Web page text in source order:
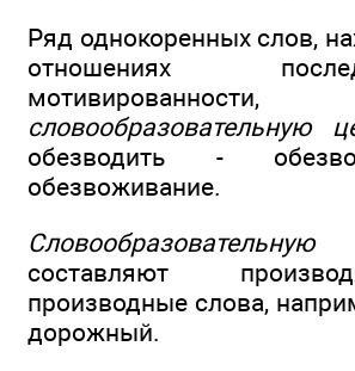
Ряд однокоренных слов,
отношениях
мотивированности,
словообразовательную
обезводить -
обезвоживание.
составляют
производные слова,
дорожный.